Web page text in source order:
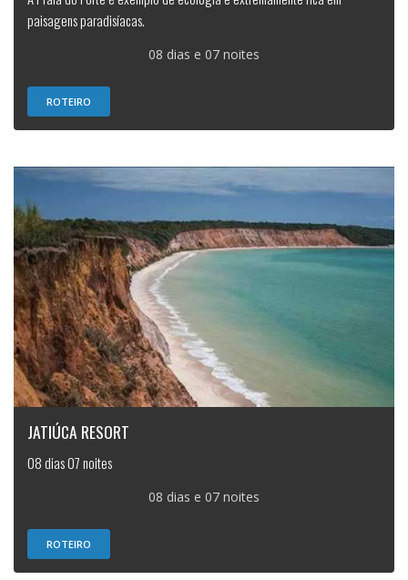
paisagens paradisíacas.
08 dias e 07 noites
ROTEIRO
JATIÚCA RESORT
08 dias 07 noites
08 dias e 07 noites
ROTEIRO